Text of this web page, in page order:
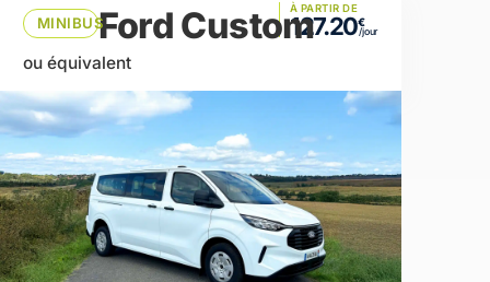
À PARTIR DE
127.20
Ford Custom
MINIBUS
ou équivalent